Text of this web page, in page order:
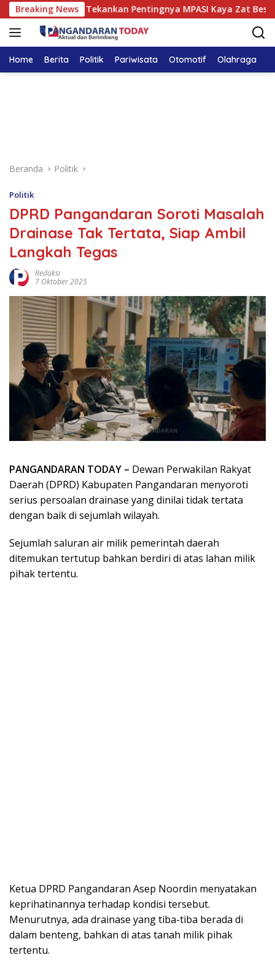
Langsung
ke
konten
Breaking NewsTekankan Pentingnya MPASI Kaya Zat Besi
Home Berita Politik Pariwisata Otomotif Olahraga
Beranda Politik
Politik
DPRD Pangandaran Soroti Masalah
Drainase Tak Tertata, Siap Ambil
Langkah Tegas
Redaksi
7 Oktober 2025
PANGANDARAN TODAY – Dewan Perwakilan Rakyat
Daerah (DPRD) Kabupaten Pangandaran menyoroti
serius persoalan drainase yang dinilai tidak tertata
dengan baik di sejumlah wilayah.
Sejumlah saluran air milik pemerintah daerah
ditemukan tertutup bahkan berdiri di atas lahan milik
pihak tertentu.
Ketua DPRD Pangandaran Asep Noordin menyatakan
keprihatinannya terhadap kondisi tersebut.
Menurutnya, ada drainase yang tiba-tiba berada di
dalam benteng, bahkan di atas tanah milik pihak
tertentu.